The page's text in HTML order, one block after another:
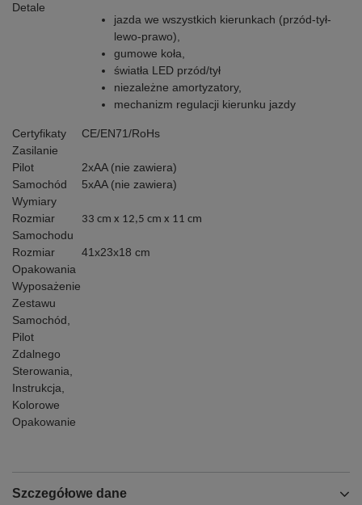
Detale
jazda we wszystkich kierunkach (przód-tył-
lewo-prawo),
gumowe koła,
światła LED przód/tył
niezależne amortyzatory,
mechanizm regulacji kierunku jazdy
Certyfikaty
CE/EN71/RoHs
Zasilanie
Pilot
2xAA (nie zawiera)
Samochód
5xAA (nie zawiera)
Wymiary
Rozmiar
Samochodu
33 cm x 12,5 cm x 11 cm
Rozmiar
Opakowania
41x23x18 cm
Wyposażenie
Zestawu
Samochód,
Pilot
Zdalnego
Sterowania,
Instrukcja,
Kolorowe
Opakowanie
Szczegółowe dane